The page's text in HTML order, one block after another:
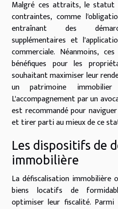
Malgré ces attraits, le statut
contraintes, comme
entraînant des
supplémentaires et
commerciale. Néanmoins,
bénéfiques pour les
souhaitant maximiser leur
un patrimoine immobilier
L'accompagnement par un
est recommandé pour
et tirer parti au mieux de ce
Les dispositifs de
immobilière
La défiscalisation immobilière
biens locatifs de
optimiser leur fiscalité. Parmi